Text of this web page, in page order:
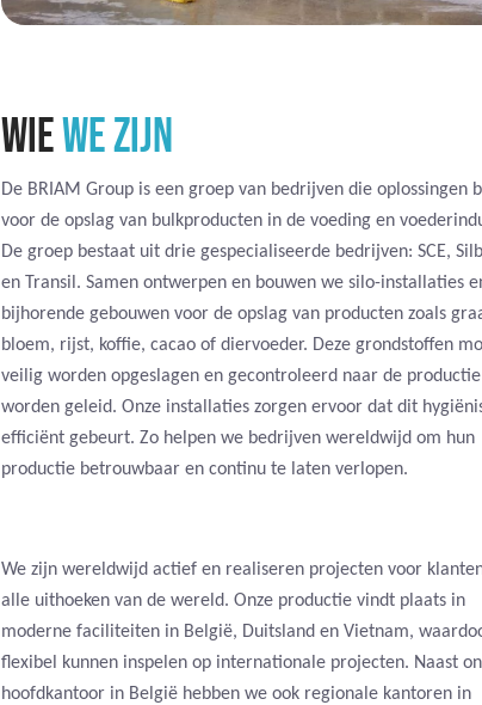
WIEWE ZIJN
De BRIAM Group is een groep van bedrijven die oplossingen
voor de opslag van bulkproducten in de voeding en
De groep bestaat uit drie gespecialiseerde bedrijven: SCE,
en Transil. Samen ontwerpen en bouwen we silo-installaties
bijhorende gebouwen voor de opslag van producten zoals
bloem, rijst, koffie, cacao of diervoeder. Deze grondstoffen
veilig worden opgeslagen en gecontroleerd naar de productie
worden geleid. Onze installaties zorgen ervoor dat dit
efficiënt gebeurt. Zo helpen we bedrijven wereldwijd om hun
productie betrouwbaar en continu te laten verlopen.
We zijn wereldwijd actief en realiseren projecten voor
alle uithoeken van de wereld. Onze productie vindt plaats in
moderne faciliteiten in België, Duitsland en Vietnam,
flexibel kunnen inspelen op internationale projecten. Naast
hoofdkantoor in België hebben we ook regionale kantoren in